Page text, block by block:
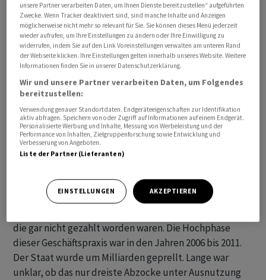
Das Verwaltungsgericht Düsseldorf teilte am
Donnerstag mit, dass die Klage auf Herausgabe der
Unterlagen abgewiesen worden sei. Das
Informationsfreiheitsgesetz, mit dem Olearius seine
Forderung begründete, finde auf die Tätigkeit der
Staatsanwaltschaft keine Anwendung, wenn diese auf
dem Gebiet der Strafrechtspflege tätig werde,
begründete das Gericht seine Entscheidung
(Aktenzeichen: 29 K 329/21).
Finanzakteure Aktien mit («cum») und ohne («ex»)
Dividendenanspruch hin und her. Ziel dieses
die gar nicht gezahlt worden waren. Die Hochphase
dieser Geschäftspraxis war in den Jahren 2006 bis 2011.
Der Staat wurde um Milliarden geprellt. Lange war
unklar, ob das nur dreiste Abzocke unter Ausnutzung
unsere Partner verarbeiten Daten, um Ihnen Dienste bereitzustellen“ aufgeführten
Zwecke. Wenn Tracker deaktiviert sind, sind manche Inhalte und Anzeigen
möglicherweise nicht mehr so relevant für Sie. Sie können dieses Menü jederzeit
wieder aufrufen, um Ihre Einstellungen zu ändern oder Ihre Einwilligung zu
widerrufen, indem Sie auf den Link Voreinstellungen verwalten am unteren Rand
der Webseite klicken. Ihre Einstellungen gelten innerhalb unseres Website. Weitere
Informationen finden Sie in unserer Datenschutzerklärung.
Wir und unsere Partner verarbeiten Daten, um Folgendes
bereitzustellen:
Verwendung genauer Standortdaten. Endgeräteeigenschaften zur Identifikation
aktiv abfragen. Speichern von oder Zugriff auf Informationen auf einem Endgerät.
Personalisierte Werbung und Inhalte, Messung von Werbeleistung und der
Performance von Inhalten, Zielgruppenforschung sowie Entwicklung und
Verbesserung von Angeboten.
Liste der Partner (Lieferanten)
EINSTELLUNGEN AKZEPTIEREN